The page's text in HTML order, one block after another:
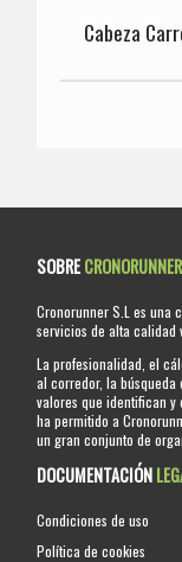
Cabeza
SOBRECRONORUNNER
Cronorunner S.L es una
servicios de alta calidad
La profesionalidad, el
al corredor, la
valores que identifican y
ha permitido a
un gran conjunto de
DOCUMENTACIÓN
Condiciones de uso
Política de cookies